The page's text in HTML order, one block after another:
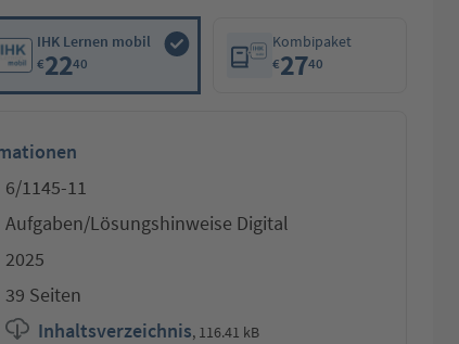
IHK Lernen mobil
€2240
Kombipaket
€2740
6/1145-11
Aufgaben/Lösungshinweise Digital
2025
39 Seiten
Inhaltsverzeichnis, 116.41 kB